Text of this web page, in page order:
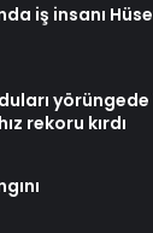
iş insanı
rekoru kırdı